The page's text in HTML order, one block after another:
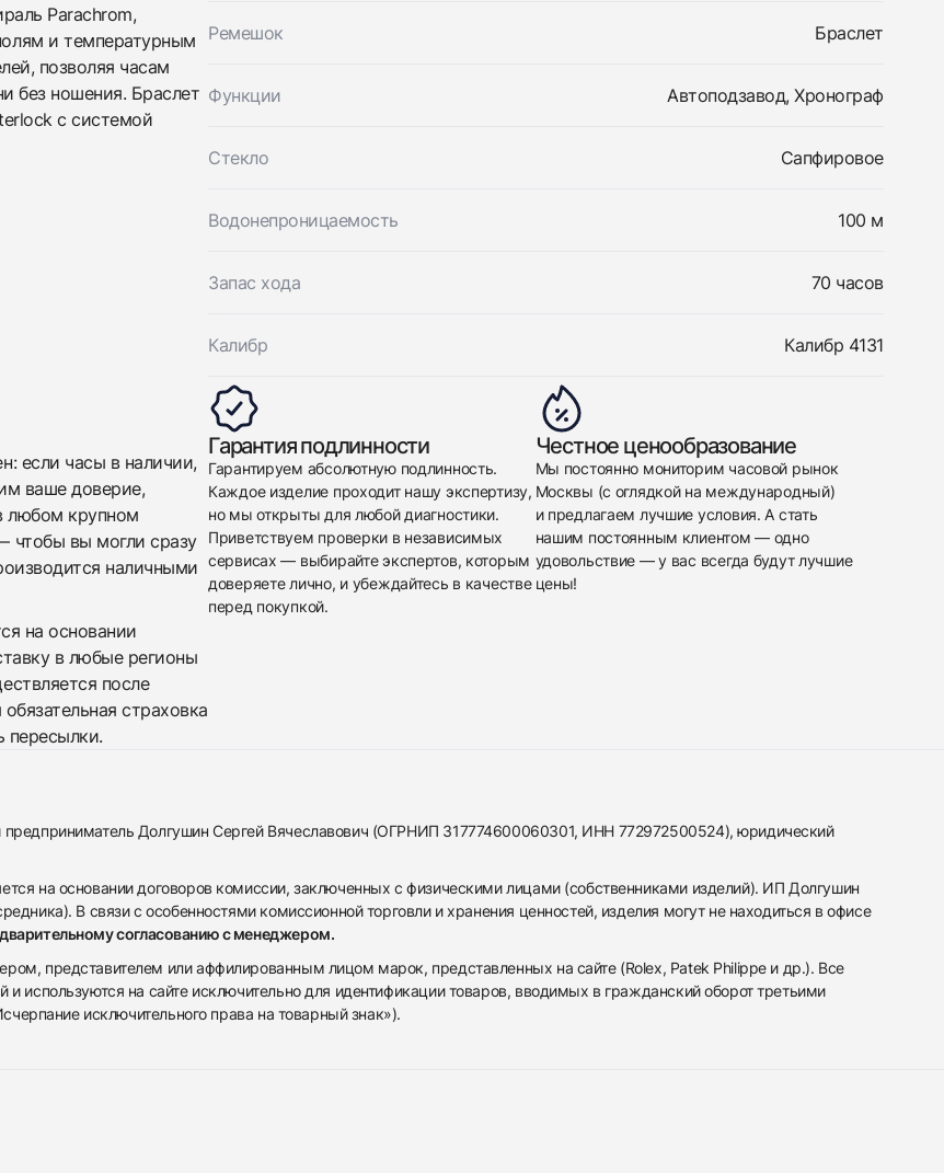
Parachrom,
и температурным
позволяя часам
без ношения. Браслет
с системой
Ремешок Браслет
Функции Автоподзавод, Хронограф
Стекло Сапфировое
Водонепроницаемость 100 м
Запас хода 70 часов
Калибр Калибр 4131
если часы в наличии,
ваше доверие,
любом крупном
чтобы вы могли сразу
наличными
на основании
в любые регионы
после
страховка
пересылки.
Гарантия подлинности
Гарантируем абсолютную подлинность.
Каждое изделие проходит нашу экспертизу,
но мы открыты для любой диагностики.
Приветствуем проверки в независимых
сервисах — выбирайте экспертов, которым
доверяете лично, и убеждайтесь в качестве
перед покупкой.
Честное ценообразование
Мы постоянно мониторим часовой рынок
Москвы (с оглядкой на международный)
и предлагаем лучшие условия. А стать
нашим постоянным клиентом — одно
удовольствие — у вас всегда будут лучшие
цены!
Долгушин Сергей Вячеславович (ОГРНИП 317774600060301, ИНН 772972500524), юридический
на основании договоров комиссии, заключенных с физическими лицами (собственниками изделий). ИП Долгушин
В связи с особенностями комиссионной торговли и хранения ценностей, изделия могут не находиться в офисе
согласованию с менеджером.
представителем или аффилированным лицом марок, представленных на сайте (Rolex, Patek Philippe и др.). Все
и используются на сайте исключительно для идентификации товаров, вводимых в гражданский оборот третьими
исключительного права на товарный знак»).
Приложите фото ваших часов…